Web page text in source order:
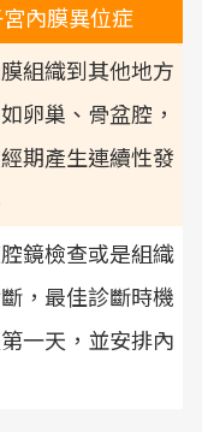
內膜異位症
組織到其他地方
卵巢、骨盆腔，
期產生連續性發
鏡檢查或是組織
，最佳診斷時機
一天，並安排內